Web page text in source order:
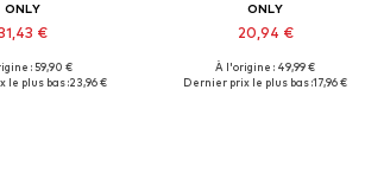
ONLY
€
XS, S, M, L, XL
: 59,90 €
le plus bas :23,96 €
ONLY
20,94 €
Tailles disponibles: XS, S, M, L, XL
À l'origine : 49,99 €
Dernier prix le plus bas :17,96 €